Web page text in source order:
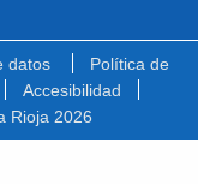
datos
Política de
Accesibilidad
Rioja 2026